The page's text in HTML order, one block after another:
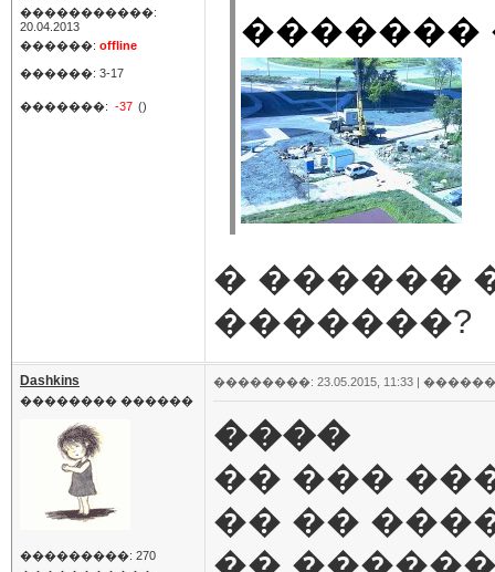
�����������:
20.04.2013
������: offline
������: 3-17
�������: -37 ()
�������
� ������
�������?
Dashkins
�������� ������
���������: 270
��������: 23.05.2015, 11:33 |
����
�� ���
�� ��
��